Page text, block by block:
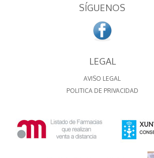
SÍGUENOS
LEGAL
AVISO LEGAL
POLITICA DE PRIVACIDAD